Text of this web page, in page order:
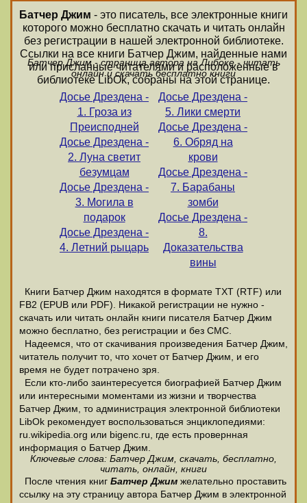
Батчер Джим - это писатель, все электронные книги
которого можно бесплатно скачать и читать онлайн
без регистрации в нашей электронной библиотеке.
Ссылки на все книги Батчер Джим, найденные нами
или присланные читателями и расположенные в
библиотеке LibOk, собраны на этой странице.
Батчер Джим - страница автора на Либоке - читать
онлайн и скачать бесплатно книги
Досье Дрездена -
1. Гроза из
Преисподней
Досье Дрездена -
2. Луна светит
безумцам
Досье Дрездена -
3. Могила в
подарок
Досье Дрездена -
4. Летний рыцарь
Досье Дрездена -
5. Лики смерти
Досье Дрездена -
6. Обряд на
крови
Досье Дрездена -
7. Барабаны
зомби
Досье Дрездена -
8.
Доказательства
вины
Книги Батчер Джим находятся в формате ТХТ (RTF) или
FB2 (EPUB или PDF). Никакой регистрации не нужно -
скачать или читать онлайн книги писателя Батчер Джим
можно бесплатно, без регистрации и без СМС.
Надеемся, что от скачивания произведения Батчер Джим,
читатель получит то, что хочет от Батчер Джим, и его
время не будет потрачено зря.
Если кто-либо заинтересуется биографией Батчер Джим
или интересными моментами из жизни и творчества
Батчер Джим, то администрация электронной библиотеки
LibOk рекомендует воспользоваться энциклопедиями:
ru.wikipedia.org или bigenc.ru, где есть провернная
информация о Батчер Джим.
Ключевые слова: Батчер Джим, скачать, бесплатно,
читать, онлайн, книги
После чтения книг Батчер Джим желательно проставить
ссылку на эту страницу автора Батчер Джим в электронной